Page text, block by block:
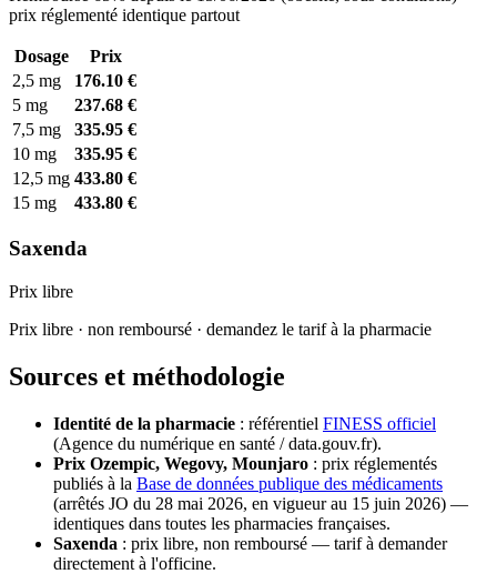
prix réglementé identique partout
Dosage
Prix
2,5 mg
176.10 €
5 mg
237.68 €
7,5 mg
335.95 €
10 mg
335.95 €
12,5 mg 433.80 €
15 mg
433.80 €
Saxenda
Prix libre
Prix libre · non remboursé · demandez le tarif à la pharmacie
Sources et méthodologie
Identité de la pharmacie : référentiel FINESS officiel
(Agence du numérique en santé / data.gouv.fr).
Prix Ozempic, Wegovy, Mounjaro : prix réglementés
publiés à la Base de données publique des médicaments
(arrêtés JO du 28 mai 2026, en vigueur au 15 juin 2026) —
identiques dans toutes les pharmacies françaises.
Saxenda : prix libre, non remboursé — tarif à demander
directement à l'officine.